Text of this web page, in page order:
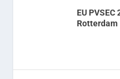
EU
Rotterdam